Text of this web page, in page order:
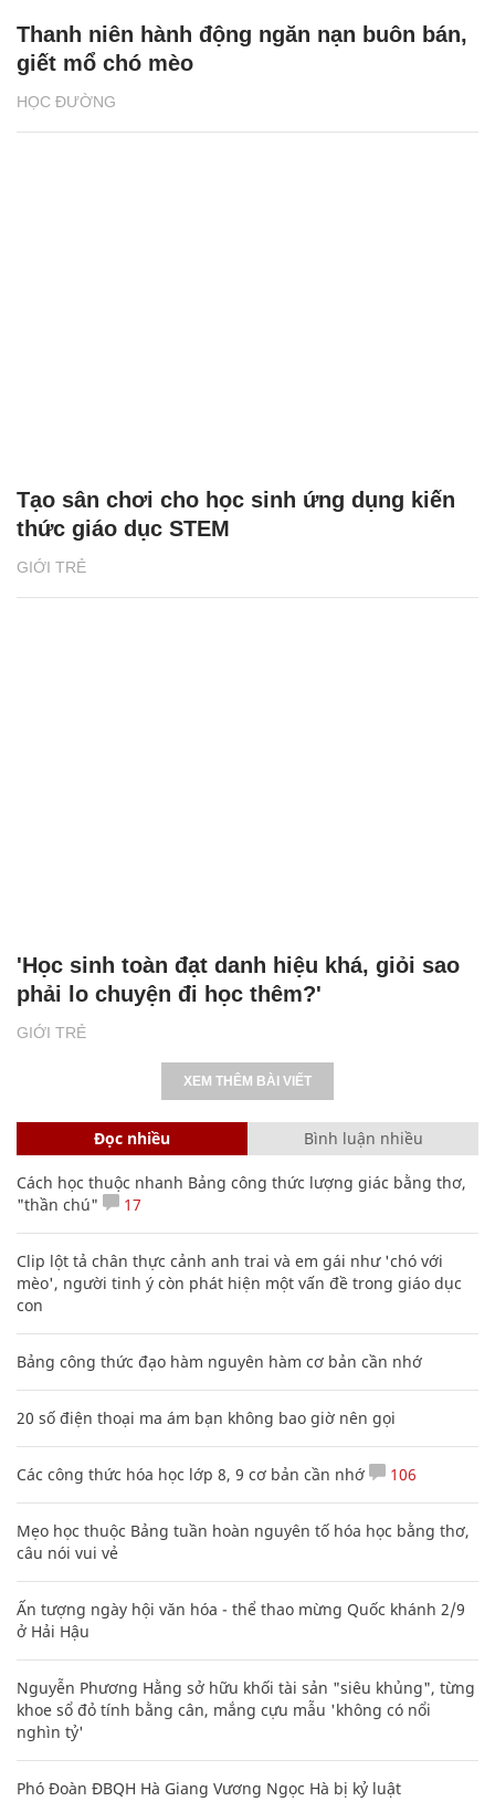
HỌC ĐƯỜNG
Thanh niên hành động ngăn nạn buôn bán,
giết mổ chó mèo
GIỚI TRẺ
Tạo sân chơi cho học sinh ứng dụng kiến
thức giáo dục STEM
GIỚI TRẺ
'Học sinh toàn đạt danh hiệu khá, giỏi sao
phải lo chuyện đi học thêm?'
XEM THÊM BÀI VIẾT
Đọc nhiều Bình luận nhiều
Cách học thuộc nhanh Bảng công thức lượng giác bằng thơ,
"thần chú"
17
Clip lột tả chân thực cảnh anh trai và em gái như 'chó với
mèo', người tinh ý còn phát hiện một vấn đề trong giáo dục
con
Bảng công thức đạo hàm nguyên hàm cơ bản cần nhớ
20 số điện thoại ma ám bạn không bao giờ nên gọi
Các công thức hóa học lớp 8, 9 cơ bản cần nhớ 106
Mẹo học thuộc Bảng tuần hoàn nguyên tố hóa học bằng thơ,
câu nói vui vẻ
Ấn tượng ngày hội văn hóa - thể thao mừng Quốc khánh 2/9
ở Hải Hậu
Nguyễn Phương Hằng sở hữu khối tài sản "siêu khủng", từng
khoe sổ đỏ tính bằng cân, mắng cựu mẫu 'không có nổi
nghìn tỷ'
Phó Đoàn ĐBQH Hà Giang Vương Ngọc Hà bị kỷ luật